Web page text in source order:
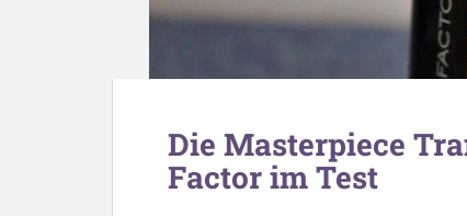
Die Masterpiece
Factor im Test